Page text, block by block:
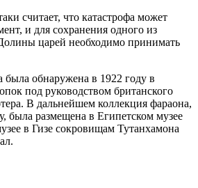
считает, что катастрофа может
и для сохранения одного из
царей необходимо принимать
была обнаружена в 1922 году в
под руководством британского
В дальнейшем коллекция фараона,
была размещена в Египетском музее
в Гизе сокровищам Тутанхамона